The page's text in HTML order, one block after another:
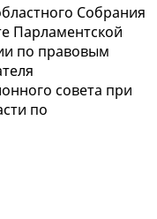
Собрания
Парламентской
по правовым
совета при
по